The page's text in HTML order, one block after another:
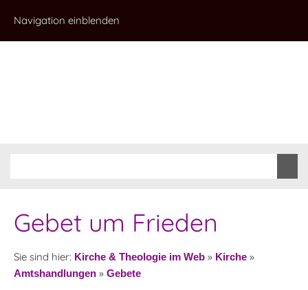
Navigation einblenden
Gebet um Frieden
Sie sind hier: Kirche & Theologie im Web » Kirche »
Amtshandlungen » Gebete